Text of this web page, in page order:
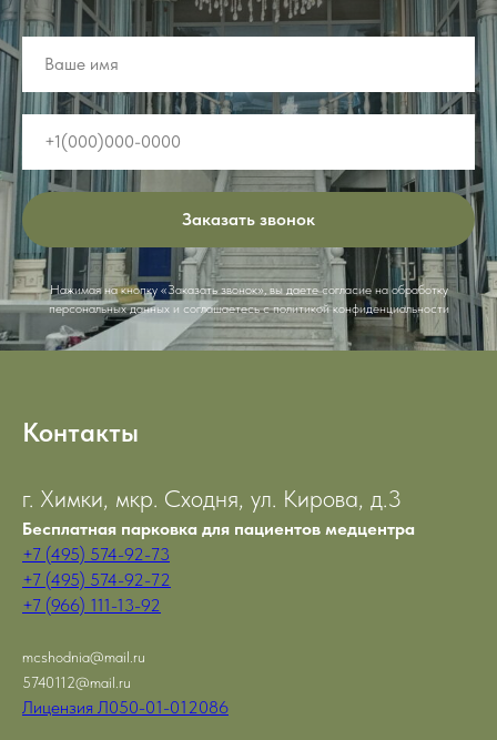
Заказать звонок
Нажимая на кнопку «Заказать звонок», вы даете согласие на обработку
персональных данных и соглашаетесь c политикой конфиденциальности
Контакты
г. Химки, мкр. Сходня, ул. Кирова, д.3
Бесплатная парковка для пациентов медцентра
+7 (495) 574-92-73
+7 (495) 574-92-72
+7 (966) 111-13-92
mcshodnia@mail.ru
5740112@mail.ru
Лицензия Л050-01-012086